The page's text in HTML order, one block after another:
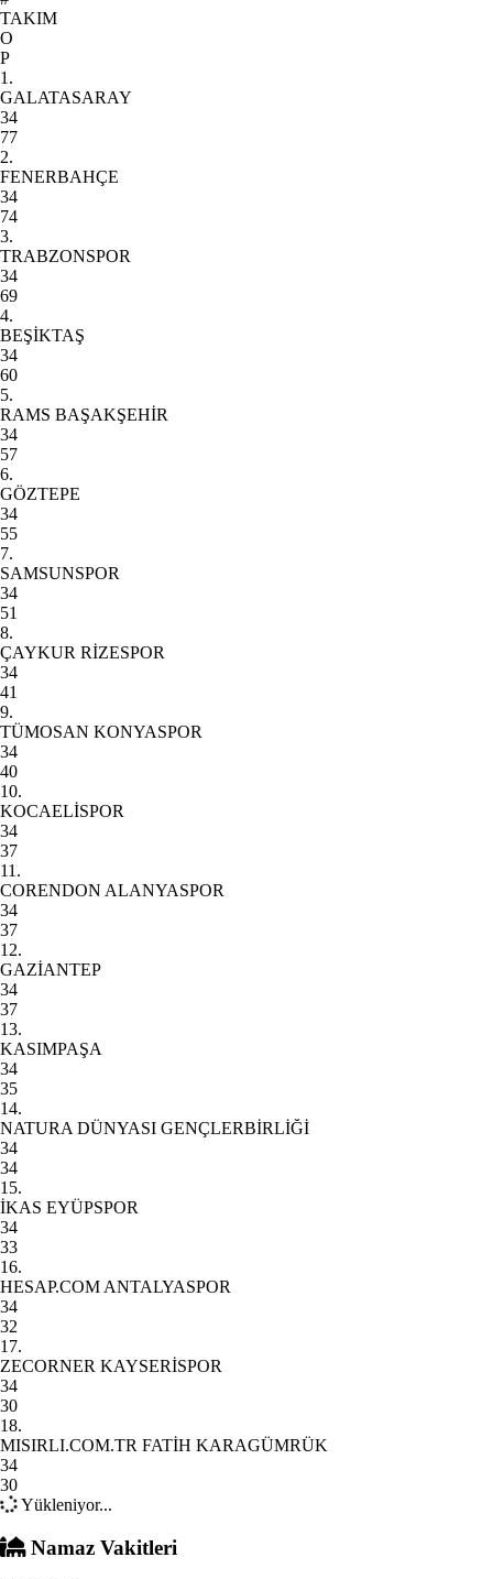
TAKIM
O
P
1.
GALATASARAY
34
77
2.
FENERBAHÇE
34
74
3.
TRABZONSPOR
34
69
4.
BEŞİKTAŞ
34
60
5.
RAMS BAŞAKŞEHİR
34
57
6.
GÖZTEPE
34
55
7.
SAMSUNSPOR
34
51
8.
ÇAYKUR RİZESPOR
34
41
9.
TÜMOSAN KONYASPOR
34
40
10.
KOCAELİSPOR
34
37
11.
CORENDON ALANYASPOR
34
37
12.
GAZİANTEP
34
37
13.
KASIMPAŞA
34
35
14.
NATURA DÜNYASI GENÇLERBİRLİĞİ
34
34
15.
İKAS EYÜPSPOR
34
33
16.
HESAP.COM ANTALYASPOR
34
32
17.
ZECORNER KAYSERİSPOR
34
30
18.
MISIRLI.COM.TR FATİH KARAGÜMRÜK
34
30
Yükleniyor...
Namaz Vakitleri